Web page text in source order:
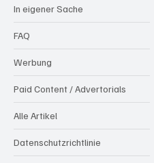
In eigener Sache
FAQ
Werbung
Paid Content / Advertorials
Alle Artikel
Datenschutzrichtlinie